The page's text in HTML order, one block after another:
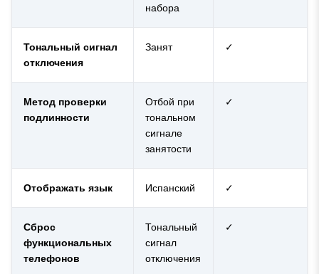
набора
Тональный сигнал
отключения
Занят ✓
Метод проверки
подлинности
Отбой при
тональном
сигнале
занятости
✓
Отображать язык Испанский ✓
Сброс
функциональных
телефонов
Тональный
сигнал
отключения
✓